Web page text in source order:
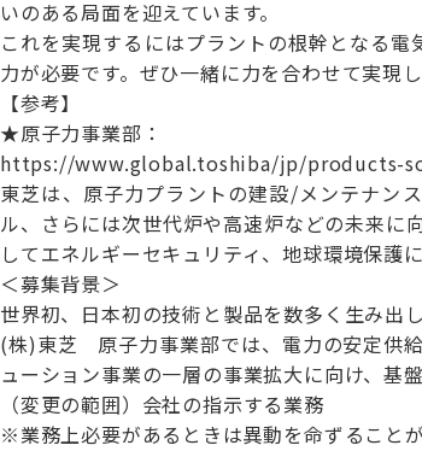
いのある局面を迎えています。
これを実現するにはプラントの根幹となる
力が必要です。ぜひ一緒に力を合わせて実現
【参考】
★原子力事業部：
https://www.global.toshiba/jp/products-
東芝は、原子力プラントの建設/メンテナン
ル、さらには次世代炉や高速炉などの未来に
してエネルギーセキュリティ、地球環境保護
＜募集背景＞
世界初、日本初の技術と製品を数多く生み出
(株)東芝 原子力事業部では、電力の安定供
ューション事業の一層の事業拡大に向け、基
（変更の範囲）会社の指示する業務
※業務上必要があるときは異動を命ずること